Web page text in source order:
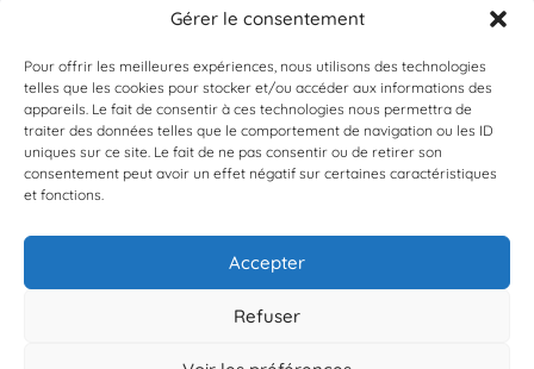
Gérer le consentement
Pour offrir les meilleures expériences, nous utilisons des technologies
telles que les cookies pour stocker et/ou accéder aux informations des
appareils. Le fait de consentir à ces technologies nous permettra de
traiter des données telles que le comportement de navigation ou les ID
uniques sur ce site. Le fait de ne pas consentir ou de retirer son
consentement peut avoir un effet négatif sur certaines caractéristiques
et fonctions.
Accepter
Refuser
À propos de BioLit
Vos données d'observation
Ressources
Résultats du programme
Contacts
S'INSCRIRE À LA NEWSLETTER
Vous n’êtes pas encore inscrit à Biolit ?
Inscrivez-vous dès maintenant